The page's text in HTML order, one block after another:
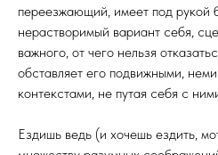
переезжающий, имеет под рукой
нерастворимый вариант себя,
важного, от чего нельзя
обставляет его подвижными,
контекстами, не путая себя с
Ездишь ведь (и хочешь ездить,